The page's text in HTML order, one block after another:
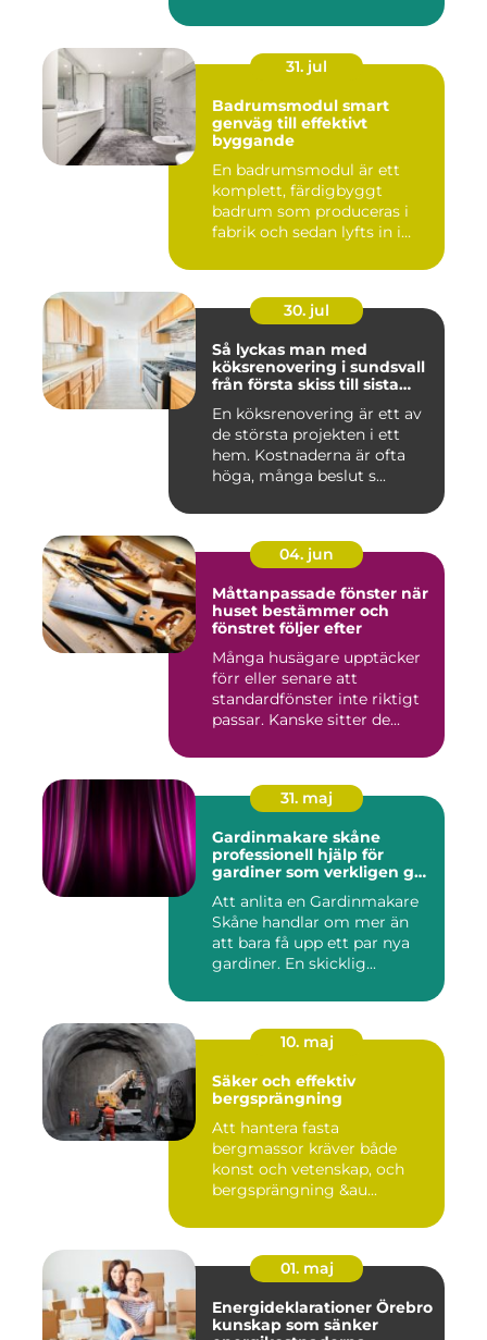
31. jul
Badrumsmodul smart
genväg till effektivt
byggande
En badrumsmodul är ett
komplett, färdigbyggt
badrum som produceras i
fabrik och sedan lyfts in i
30. jul
Så lyckas man med
köksrenovering i sundsvall
från första skiss till sista
En köksrenovering är ett av
de största projekten i ett
hem. Kostnaderna är ofta
höga, många beslut s...
04. jun
Måttanpassade fönster när
huset bestämmer och
fönstret följer efter
Många husägare upptäcker
förr eller senare att
standardfönster inte riktigt
passar. Kanske sitter de...
31. maj
Gardinmakare skåne
professionell hjälp för
gardiner som verkligen gör
Att anlita en Gardinmakare
Skåne handlar om mer än
att bara få upp ett par nya
gardiner. En skicklig...
10. maj
Säker och effektiv
bergsprängning
Att hantera fasta
bergmassor kräver både
konst och vetenskap, och
bergsprängning &au...
01. maj
Energideklarationer Örebro
kunskap som sänker